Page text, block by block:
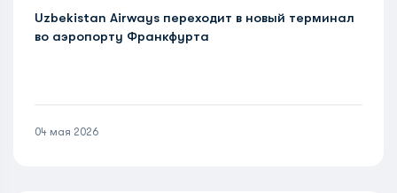
Uzbekistan Airways переходит в новый терминал
во аэропорту Франкфурта
04 мая 2026